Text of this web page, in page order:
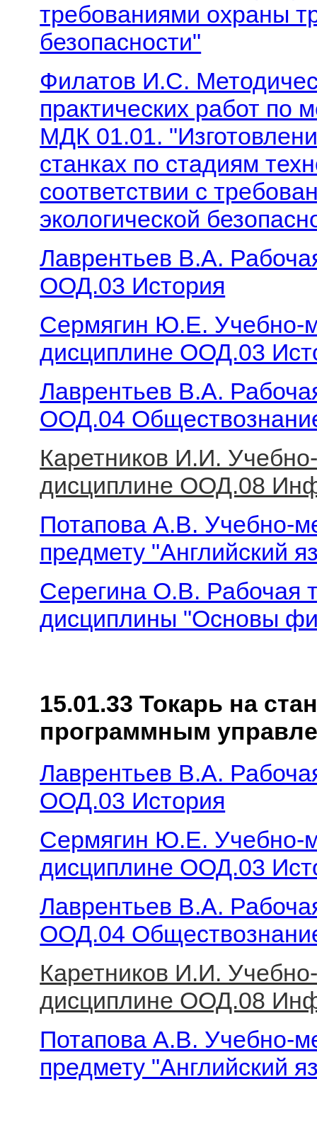
требованиями охраны
безопасности"
Филатов И.С.
практических работ по
МДК 01.01.
станках по стадиям
соответствии с
экологической
Лаврентьев В.А.
ООД.03 История
Сермягин Ю.Е. Учебно-
дисциплине ООД.03
Лаврентьев В.А.
ООД.04
Каретников И.И.
дисциплине ООД.08
Потапова А.В. Учебно-
предмету "Английский
Серегина О.В. Рабочая
дисциплины "Основы
15.01.33 Токарь на
программным
Лаврентьев В.А.
ООД.03 История
Сермягин Ю.Е. Учебно-
дисциплине ООД.03
Лаврентьев В.А.
ООД.04
Каретников И.И.
дисциплине ООД.08
Потапова А.В. Учебно-
предмету "Английский